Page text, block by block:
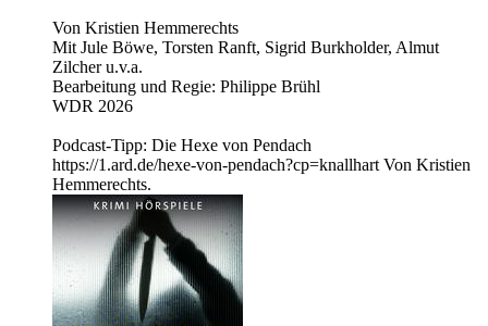
Von Kristien Hemmerechts
Mit Jule Böwe, Torsten Ranft, Sigrid Burkholder, Almut
Zilcher u.v.a.
Bearbeitung und Regie: Philippe Brühl
WDR 2026
Podcast-Tipp: Die Hexe von Pendach
https://1.ard.de/hexe-von-pendach?cp=knallhart Von Kristien
Hemmerechts.